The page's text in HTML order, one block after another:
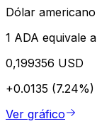
Dólar americano
1 ADA equivale a
0,199356 USD
+0.0135 (7.24%)
Ver gráfico